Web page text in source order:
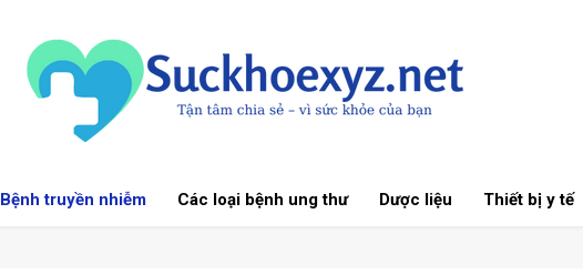
Bệnh truyền nhiễm Các loại bệnh ung thư Dược liệu Thiết bị y tế